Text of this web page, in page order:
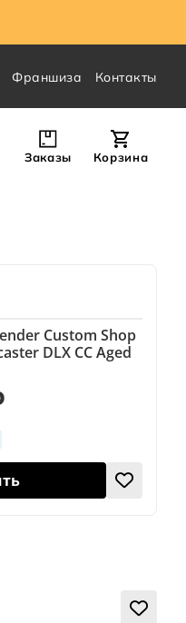
Франшиза Контакты
Заказы Корзина
Custom Shop
DLX CC Aged